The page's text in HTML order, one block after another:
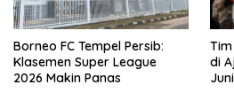
Borneo FC Tempel Persib:
Klasemen Super League
2026 Makin Panas
di